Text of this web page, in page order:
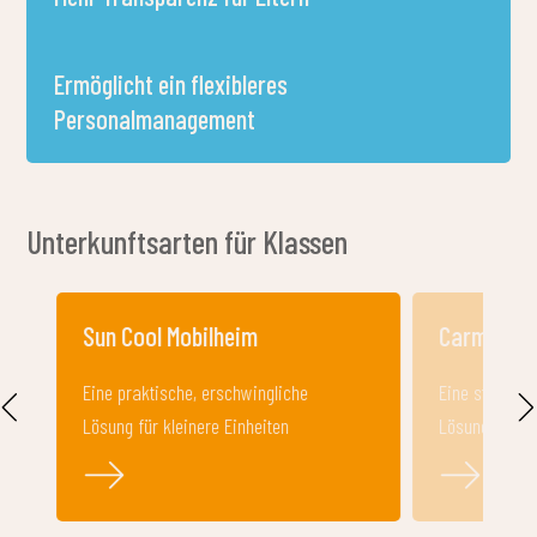
Verpflegung für Klassenfahrten –
Die Verpflegung spielt während Klassenfahrten eine
wichtige Rolle. Das Aranypart Restaurant ist auf
Schulgruppen vorbereitet, mit im Voraus vereinbarten